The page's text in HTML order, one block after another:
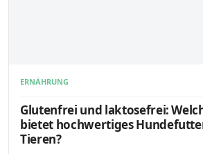
ERNÄHRUNG
Glutenfrei und laktosefrei:
bietet hochwertiges
Tieren?